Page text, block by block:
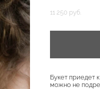
11 250 pуб.
Букет приедет
можно не